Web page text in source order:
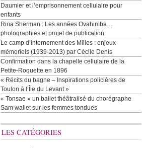
Daumier et l’emprisonnement cellulaire pour
enfants
Rina Sherman : Les années Ovahimba…
photographies et projet de publication
Le camp d’internement des Milles : enjeux
mémoriels (1939-2013) par Cécile Denis
Confirmation dans la chapelle cellulaire de la
Petite-Roquette en 1896
« Récits du bagne – Inspirations policières de
Toulon à l’Île du Levant »
« Tonsae » un ballet théâtralisé du chorégraphe
Sam wallet sur les femmes tondues
LES CATÉGORIES